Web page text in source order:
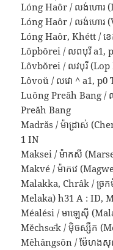
Lóng Haôr / លង់ហោរ
Lóng Haôr / លង់ហោរ
Lóng Haôr, Khétt / ខ
Lôpbŏrei / លពបុរី a1,
Lôvbŏrei / លវបុរី
Lôvoŭ / លវោ ^ a1, p0
Luŏng Preăh Bang /
Preăh Bang
Madrăs / ម៉ាដ្រាស់
1 IN
Maksei / ម៉ាកសី
Makvé / ម៉ាកវេ
Malakka, Chrâk / ច្រក
Melaka) h31 A : ID,
Méalési / មាឡេស៊ី
Mĕchsœ̆k / ម៉ិចស្សឹក
Mêhângsŏn / ម៉ែហង